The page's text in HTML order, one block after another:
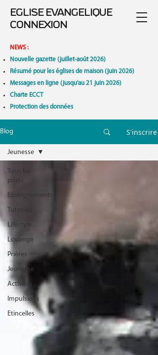
EGLISE EVANGELIQUE
CONNEXION
NEWS:
Nouvelle gazette (juillet-août 2026)
Résumé pour les églises de maison (juin 2026)
Messages en ligne (jusqu'au 21 juin 2026)
Charte ECCT
Protection des données
Blog S'inscrire
Tous les
posts
Enseignements
Tutoriels
Lifestyle
Louange
Prières
Jeunesse
Activités
Impulsions
Etincelles
Jeunesse